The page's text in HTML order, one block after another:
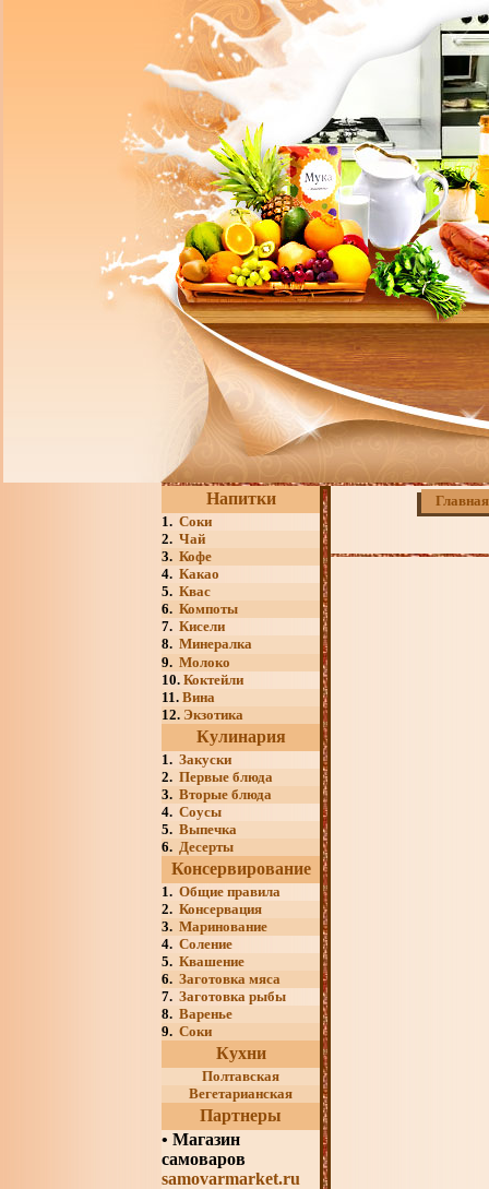
Напитки
1. Соки
2. Чай
3. Кофе
4. Какао
5. Квас
6. Компоты
7. Кисели
8. Минералка
9. Молоко
10. Коктейли
11. Вина
12. Экзотика
Кулинария
1. Закуски
2. Первые блюда
3. Вторые блюда
4. Соусы
5. Выпечка
6. Десерты
Консервирование
1. Общие правила
2. Консервация
3. Маринование
4. Соление
5. Квашение
6. Заготовка мяса
7. Заготовка рыбы
8. Варенье
9. Соки
Кухни
Полтавская
Вегетарианская
Партнеры
• Магазин
самоваров
samovarmarket.ru
Главная